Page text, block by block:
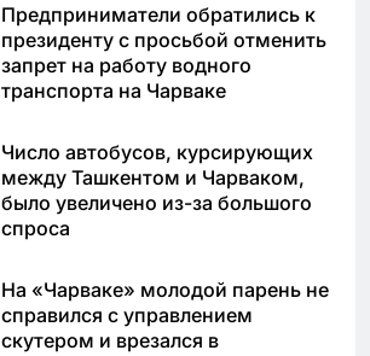
Предприниматели обратились к
президенту с просьбой отменить
запрет на работу водного
транспорта на Чарваке
Число автобусов, курсирующих
между Ташкентом и Чарваком,
было увеличено из-за большого
спроса
На «Чарваке» молодой парень не
справился с управлением
скутером и врезался в